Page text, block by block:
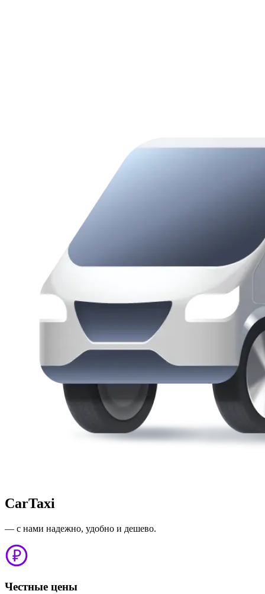
CarTaxi
— с нами надежно, удобно и дешево.
Честные цены